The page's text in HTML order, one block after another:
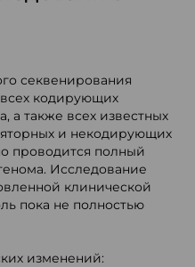
секвенирования
кодирующих
а также всех известных
и некодирующих
проводится полный
Исследование
клинической
пока не полностью
изменений: